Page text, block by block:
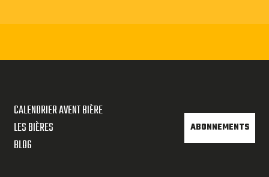
CALENDRIER AVENT BIÈRE
LES BIÈRES
BLOG
ABONNEMENTS